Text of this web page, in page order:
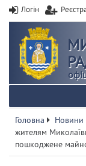
Логін
Головна Новини
жителям
пошкоджене